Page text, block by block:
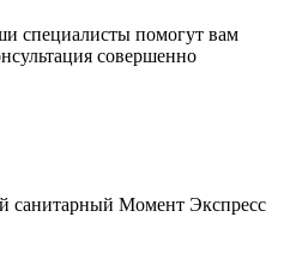
специалисты помогут вам
совершенно
санитарный Момент Экспресс